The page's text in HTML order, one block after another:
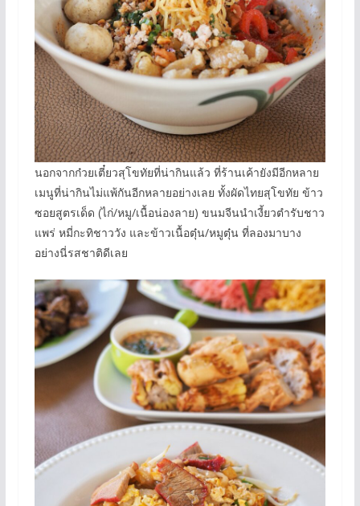
นอกจากก๋วยเตี๋ยวสุโขทัยที่น่ากินแล้ว ที่ร้านเค้ายังมีอีกหลาย
เมนูที่น่ากินไม่แพ้กันอีกหลายอย่างเลย ทั้งผัดไทยสุโขทัย ข้าว
ซอยสูตรเด็ด (ไก่/หมู/เนื้อน่องลาย) ขนมจีนนำเงี้ยวตำรับชาว
แพร่ หมี่กะทิชาววัง และข้าวเนื้อตุ๋น/หมูตุ๋น ที่ลองมาบาง
อย่างนี่รสชาติดีเลย